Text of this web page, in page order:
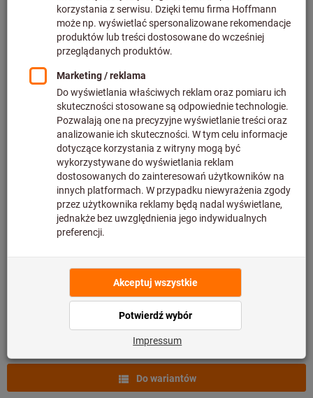
23 wariantów
od
1 938,89 PLN
wysokości
Do wariantów
Wiertła z płytkami skrawającymi
HOLEX Pro Drill chwyt uniwersalny
4×D
Dostarczalny
1 716,53 PLN
plus podatek VAT w obowiązującej
wysokości
Do wariantów